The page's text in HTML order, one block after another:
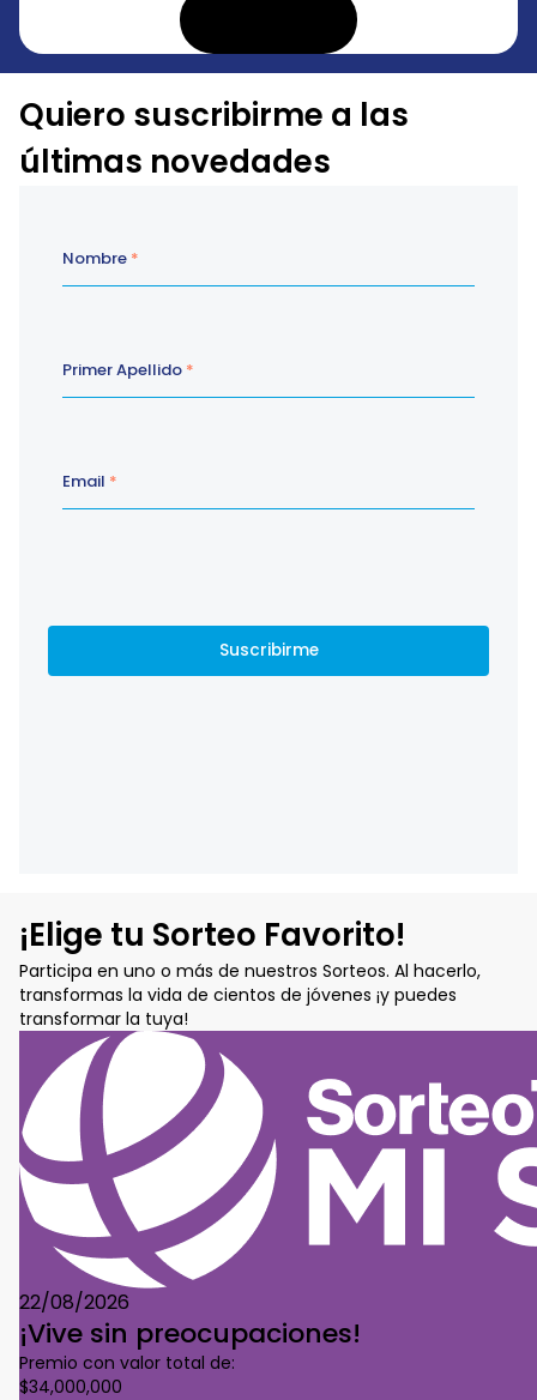
Quiero suscribirme a las
últimas novedades
¡Elige tu Sorteo Favorito!
Participa en uno o más de nuestros Sorteos. Al hacerlo,
transformas la vida de cientos de jóvenes ¡y puedes
transformar la tuya!
22/08/2026
¡Vive sin preocupaciones!
Premio con valor total de:
$34,000,000